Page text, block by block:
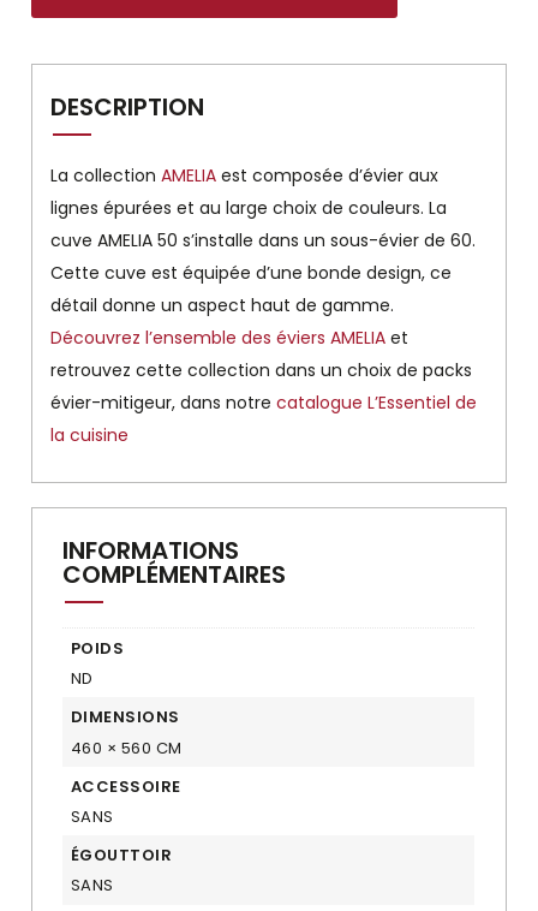
DESCRIPTION
La collectionAMELIA est composée d’évier aux
lignes épurées et au large choix de couleurs. La
cuve AMELIA 50 s’installe dans un sous-évier de 60.
Cette cuve est équipée d’une bonde design, ce
détail donne un aspect haut de gamme.
Découvrez l’ensemble des éviers AMELIA et
retrouvez cette collection dans un choix de packs
évier-mitigeur, dans notrecatalogue L’Essentiel de
la cuisine
INFORMATIONS
COMPLÉMENTAIRES
POIDS
ND
DIMENSIONS
460 × 560 CM
ACCESSOIRE
SANS
ÉGOUTTOIR
SANS